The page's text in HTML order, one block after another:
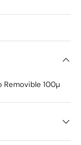
Removible 100µ